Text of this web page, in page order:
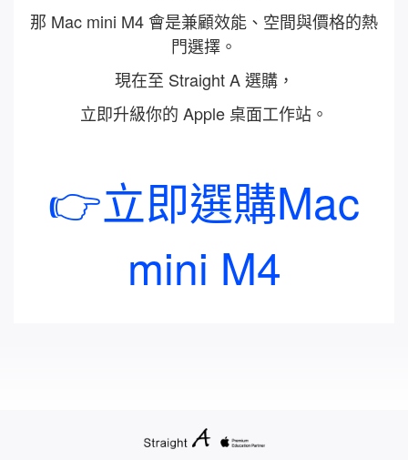
那 Mac mini M4 會是兼顧效能、空間與價格的熱
門選擇。
現在至 Straight A 選購，
立即升級你的 Apple 桌面工作站。
👉立即選購Mac
mini M4